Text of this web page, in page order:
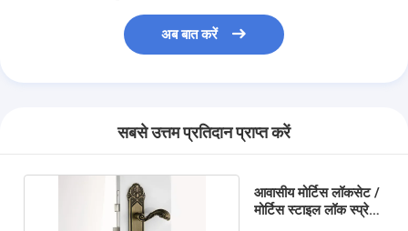
गुणवत्ता नियंत्रण
अब बात करें
सबसे उत्तम प्रतिदान प्राप्त करें
आवासीय मोर्टिस लॉकसेट /
मोर्टिस स्टाइल लॉक स्प्रे